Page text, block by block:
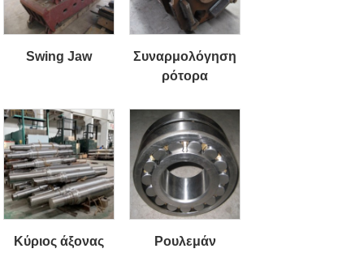
Swing Jaw
Συναρμολόγηση
ρότορα
Κύριος άξονας
Ρουλεμάν